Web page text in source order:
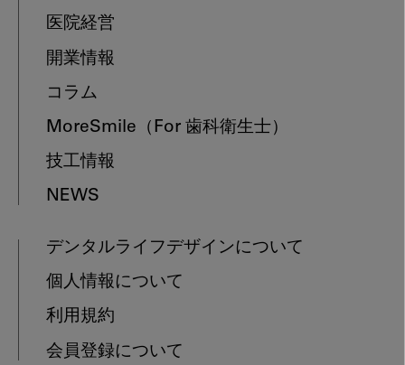
医院経営
開業情報
コラム
MoreSmile （For 歯科衛生士）
技工情報
NEWS
デンタルライフデザインについて
個人情報について
利用規約
会員登録について